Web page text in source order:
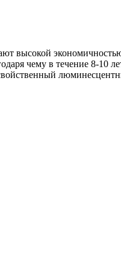
высокой
чему в течение 8-10